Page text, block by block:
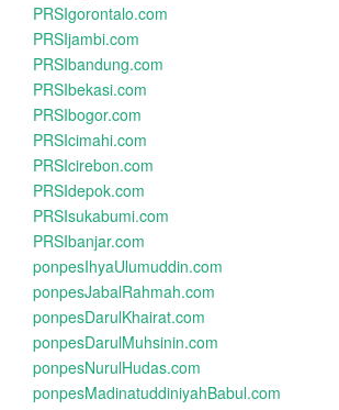
PRSIgorontalo.com
PRSIjambi.com
PRSIbandung.com
PRSIbekasi.com
PRSIbogor.com
PRSIcimahi.com
PRSIcirebon.com
PRSIdepok.com
PRSIsukabumi.com
PRSIbanjar.com
ponpesIhyaUlumuddin.com
ponpesJabalRahmah.com
ponpesDarulKhairat.com
ponpesDarulMuhsinin.com
ponpesNurulHudas.com
ponpesMadinatuddiniyahBabul.com